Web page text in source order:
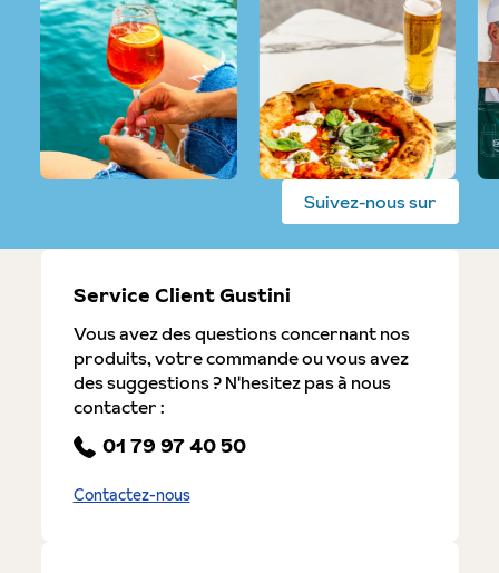
Suivez-nous sur
Service Client Gustini
Vous avez des questions concernant nos
produits, votre commande ou vous avez
des suggestions ? N'hesitez pas à nous
contacter :
01 79 97 40 50
Contactez-nous